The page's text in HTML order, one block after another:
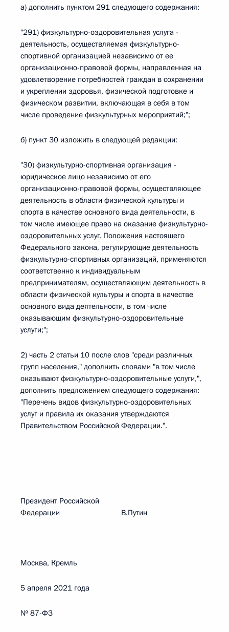
а) дополнить пунктом 291 следующего содержания:
"291) физкультурно-оздоровительная услуга -
деятельность, осуществляемая физкультурно-
спортивной организацией независимо от ее
организационно-правовой формы, направленная на
удовлетворение потребностей граждан в сохранении
и укреплении здоровья, физической подготовке и
физическом развитии, включающая в себя в том
числе проведение физкультурных мероприятий;";
б) пункт 30 изложить в следующей редакции:
"30) физкультурно-спортивная организация -
юридическое лицо независимо от его
организационно-правовой формы, осуществляющее
деятельность в области физической культуры и
спорта в качестве основного вида деятельности, в
том числе имеющее право на оказание физкультурно-
оздоровительных услуг. Положения настоящего
Федерального закона, регулирующие деятельность
физкультурно-спортивных организаций, применяются
соответственно к индивидуальным
предпринимателям, осуществляющим деятельность в
области физической культуры и спорта в качестве
основного вида деятельности, в том числе
оказывающим физкультурно-оздоровительные
услуги;";
2) часть 2 статьи 10 после слов "среди различных
групп населения," дополнить словами "в том числе
оказывают физкультурно-оздоровительные услуги,",
дополнить предложением следующего содержания:
"Перечень видов физкультурно-оздоровительных
услуг и правила их оказания утверждаются
Правительством Российской Федерации.".
Президент Российской
Федерации В.Путин
Москва, Кремль
5 апреля 2021 года
№ 87-ФЗ